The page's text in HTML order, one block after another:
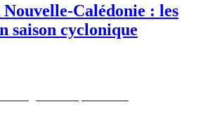
Calédonie : les
saison cyclonique